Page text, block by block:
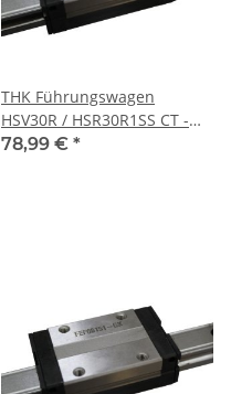
THK Führungswagen
HSV30R / HSR30R1SS CT -
Stahlschlitten
78,99 € *